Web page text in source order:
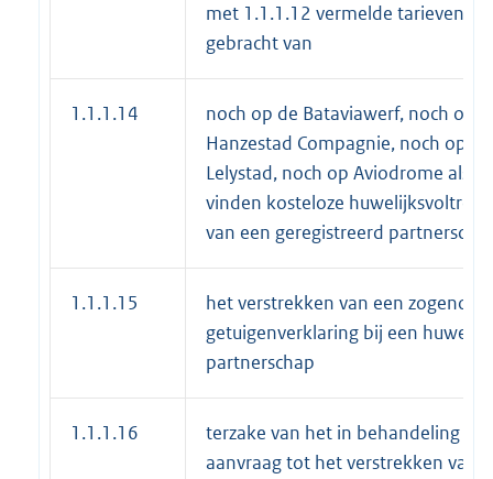
met 1.1.1.12 vermelde tarieven
gebracht van
1.1.1.14
noch op de Bataviawerf, noch op
Hanzestad Compagnie, noch op
Lelystad, noch op Aviodrome als
vinden kosteloze
van een geregistreerd
1.1.1.15
het verstrekken van een
getuigenverklaring bij een
partnerschap
1.1.1.16
terzake van het in behandeling
aanvraag tot het verstrekken van